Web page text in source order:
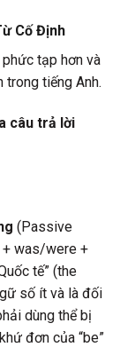
Cố Định
tạp hơn và
tiếng Anh.
câu trả lời
(Passive
+ was/were +
tế” (the
số ít và là đối
dùng thể bị
đơn của “be”